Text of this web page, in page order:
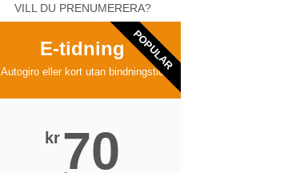
VILL DU PRENUMERERA?
E-tidning
Autogiro eller kort utan bindningstid
kr 70
POPULAR